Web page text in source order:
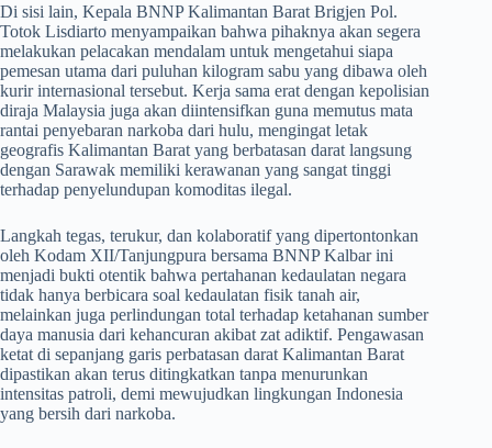
​Di sisi lain, Kepala BNNP Kalimantan Barat Brigjen Pol.
Totok Lisdiarto menyampaikan bahwa pihaknya akan segera
melakukan pelacakan mendalam untuk mengetahui siapa
pemesan utama dari puluhan kilogram sabu yang dibawa oleh
kurir internasional tersebut. Kerja sama erat dengan kepolisian
diraja Malaysia juga akan diintensifkan guna memutus mata
rantai penyebaran narkoba dari hulu, mengingat letak
geografis Kalimantan Barat yang berbatasan darat langsung
dengan Sarawak memiliki kerawanan yang sangat tinggi
terhadap penyelundupan komoditas ilegal.
​Langkah tegas, terukur, dan kolaboratif yang dipertontonkan
oleh Kodam XII/Tanjungpura bersama BNNP Kalbar ini
menjadi bukti otentik bahwa pertahanan kedaulatan negara
tidak hanya berbicara soal kedaulatan fisik tanah air,
melainkan juga perlindungan total terhadap ketahanan sumber
daya manusia dari kehancuran akibat zat adiktif. Pengawasan
ketat di sepanjang garis perbatasan darat Kalimantan Barat
dipastikan akan terus ditingkatkan tanpa menurunkan
intensitas patroli, demi mewujudkan lingkungan Indonesia
yang bersih dari narkoba.